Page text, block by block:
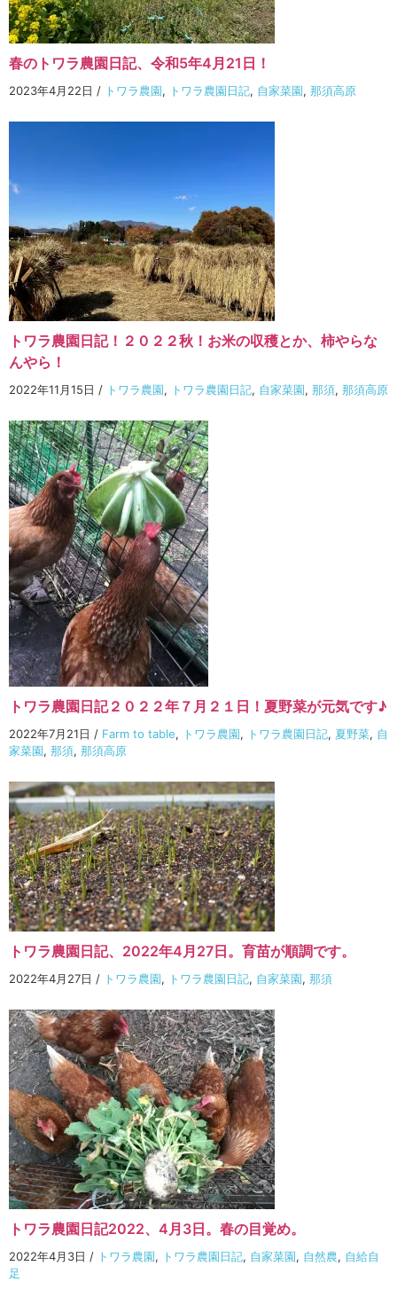
春のトワラ農園日記、令和5年4月21日！
2023年4月22日 / トワラ農園, トワラ農園日記, 自家菜園, 那須高原
トワラ農園日記！２０２２秋！お米の収穫とか、柿やらな
んやら！
2022年11月15日 / トワラ農園, トワラ農園日記, 自家菜園, 那須, 那須高原
トワラ農園日記２０２２年７月２１日！夏野菜が元気です♪
2022年7月21日 / Farm to table, トワラ農園, トワラ農園日記, 夏野菜, 自
家菜園, 那須, 那須高原
トワラ農園日記、2022年4月27日。育苗が順調です。
2022年4月27日 / トワラ農園, トワラ農園日記, 自家菜園, 那須
トワラ農園日記2022、4月3日。春の目覚め。
2022年4月3日 / トワラ農園, トワラ農園日記, 自家菜園, 自然農, 自給自
足